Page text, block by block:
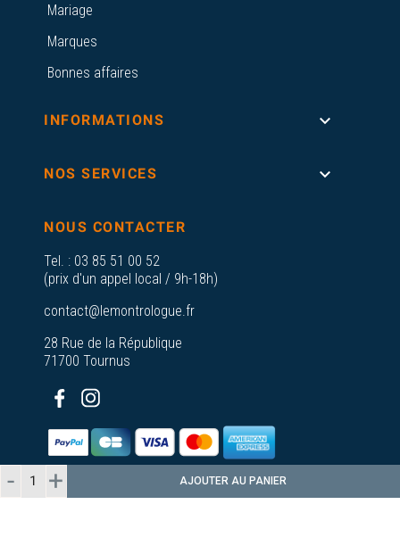
AJOUTER AU PANIER
Mariage
Marques
Bonnes affaires
INFORMATIONS 
NOS SERVICES 
NOUS CONTACTER
Tel. : 03 85 51 00 52
(prix d'un appel local / 9h-18h)
contact@lemontrologue.fr
28 Rue de la République
71700 Tournus